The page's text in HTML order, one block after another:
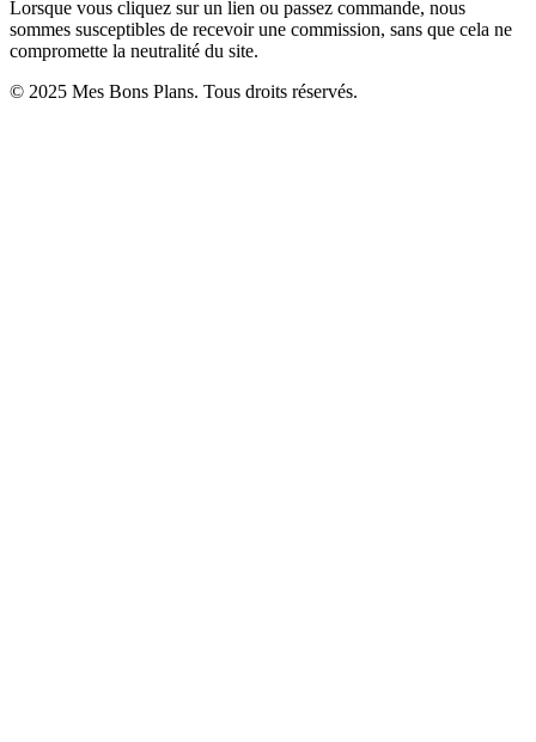
Lorsque vous cliquez sur un lien ou passez commande, nous
sommes susceptibles de recevoir une commission, sans que cela ne
compromette la neutralité du site.
© 2025 Mes Bons Plans. Tous droits réservés.